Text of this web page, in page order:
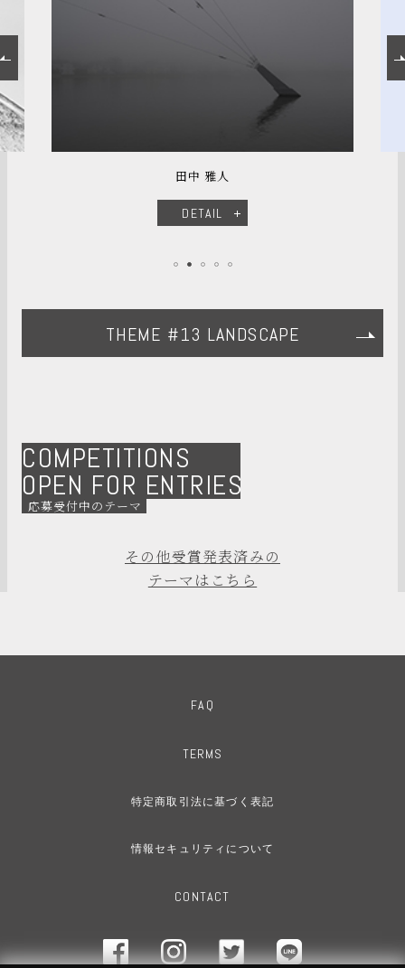
田中 雅人
DETAIL
THEME #13 LANDSCAPE
COMPETITIONS
OPEN FOR ENTRIES
応募受付中のテーマ
その他受賞発表済みの
テーマはこちら
FAQ
TERMS
特定商取引法に基づく表記
情報セキュリティについて
CONTACT